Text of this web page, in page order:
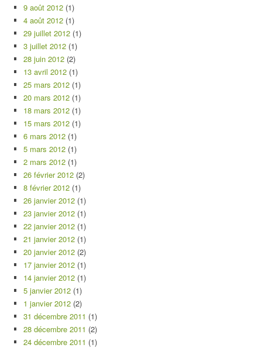
9 août 2012 (1)
4 août 2012 (1)
29 juillet 2012 (1)
3 juillet 2012 (1)
28 juin 2012 (2)
13 avril 2012 (1)
25 mars 2012 (1)
20 mars 2012 (1)
18 mars 2012 (1)
15 mars 2012 (1)
6 mars 2012 (1)
5 mars 2012 (1)
2 mars 2012 (1)
26 février 2012 (2)
8 février 2012 (1)
26 janvier 2012 (1)
23 janvier 2012 (1)
22 janvier 2012 (1)
21 janvier 2012 (1)
20 janvier 2012 (2)
17 janvier 2012 (1)
14 janvier 2012 (1)
5 janvier 2012 (1)
1 janvier 2012 (2)
31 décembre 2011 (1)
28 décembre 2011 (2)
24 décembre 2011 (1)